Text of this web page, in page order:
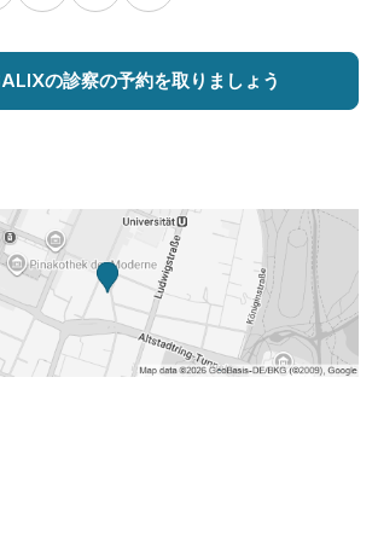
の診察の予約を取りましょう